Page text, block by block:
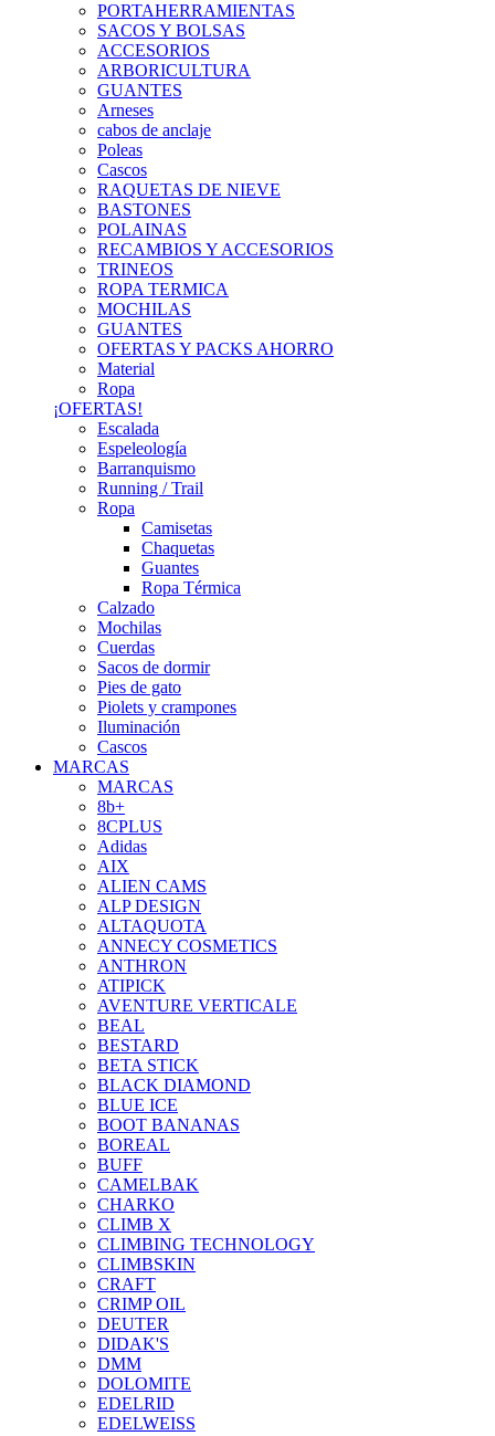
PORTAHERRAMIENTAS
SACOS Y BOLSAS
ACCESORIOS
ARBORICULTURA
GUANTES
Arneses
cabos de anclaje
Poleas
Cascos
RAQUETAS DE NIEVE
BASTONES
POLAINAS
RECAMBIOS Y ACCESORIOS
TRINEOS
ROPA TERMICA
MOCHILAS
GUANTES
OFERTAS Y PACKS AHORRO
Material
Ropa
¡OFERTAS!
Escalada
Espeleología
Barranquismo
Running / Trail
Ropa
Camisetas
Chaquetas
Guantes
Ropa Térmica
Calzado
Mochilas
Cuerdas
Sacos de dormir
Pies de gato
Piolets y crampones
Iluminación
Cascos
MARCAS
MARCAS
8b+
8CPLUS
Adidas
AIX
ALIEN CAMS
ALP DESIGN
ALTAQUOTA
ANNECY COSMETICS
ANTHRON
ATIPICK
AVENTURE VERTICALE
BEAL
BESTARD
BETA STICK
BLACK DIAMOND
BLUE ICE
BOOT BANANAS
BOREAL
BUFF
CAMELBAK
CHARKO
CLIMB X
CLIMBING TECHNOLOGY
CLIMBSKIN
CRAFT
CRIMP OIL
DEUTER
DIDAK'S
DMM
DOLOMITE
EDELRID
EDELWEISS